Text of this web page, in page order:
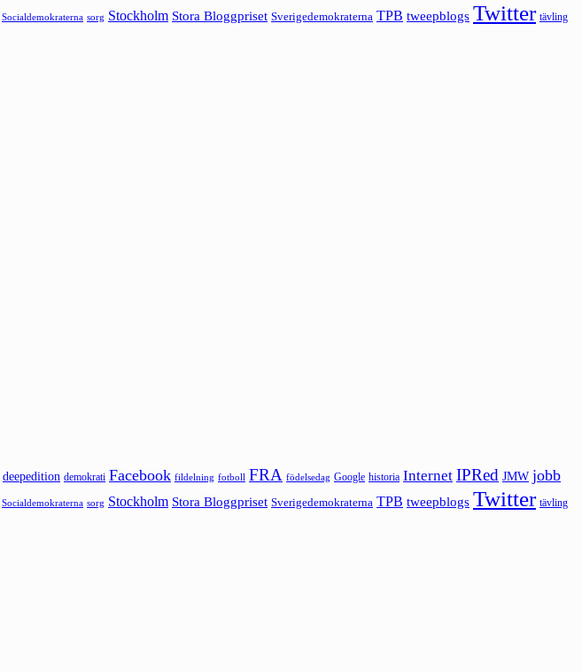
Socialdemokraterna sorg Stockholm Stora Bloggpriset Sverigedemokraterna TPB tweepblogs Twitter tävling
deepedition demokrati Facebook fildelning fotboll FRA födelsedag Google historia Internet IPRed JMW jobb
Socialdemokraterna sorg Stockholm Stora Bloggpriset Sverigedemokraterna TPB tweepblogs Twitter tävling